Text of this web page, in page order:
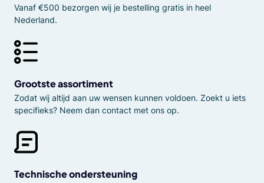
Vanaf €500 bezorgen wij je bestelling gratis in heel
Nederland.
Grootste assortiment
Zodat wij altijd aan uw wensen kunnen voldoen. Zoekt u iets
specifieks? Neem dan contact met ons op.
Technische ondersteuning